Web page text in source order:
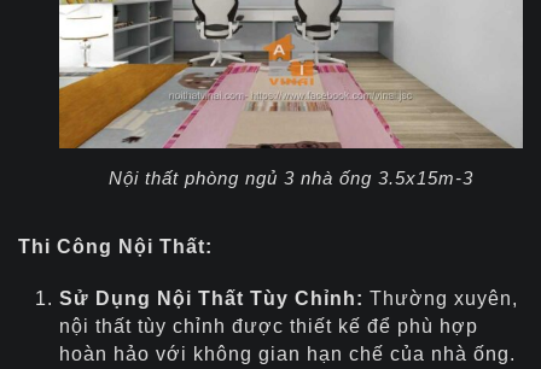
Nội thất phòng ngủ 3 nhà ống 3.5x15m-3
Thi Công Nội Thất:
Sử Dụng Nội Thất Tùy Chỉnh: Thường xuyên,
nội thất tùy chỉnh được thiết kế để phù hợp
hoàn hảo với không gian hạn chế của nhà ống.